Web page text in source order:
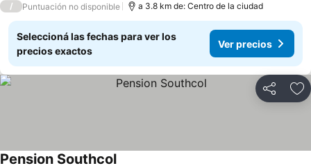
/ Puntuación no disponible a 3.8 km de: Centro de la ciudad
Seleccioná las fechas para ver los
precios exactos
Ver precios
Compartir
Pension Southcol